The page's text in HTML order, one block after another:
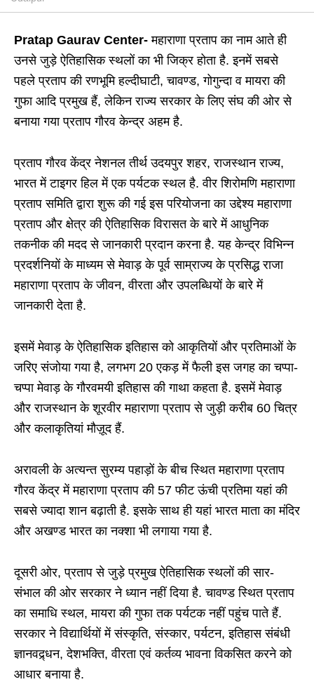
Pratap Gaurav Center- महाराणा प्रताप का नाम आते ही
उनसे जुड़े ऐतिहासिक स्थलों का भी जिक्र होता है. इनमें सबसे
पहले प्रताप की रणभूमि हल्दीघाटी, चावण्ड, गोगुन्दा व मायरा की
गुफा आदि प्रमुख हैं, लेकिन राज्य सरकार के लिए संघ की ओर से
बनाया गया प्रताप गौरव केन्द्र अहम है.
प्रताप गौरव केंद्र नेशनल तीर्थ उदयपुर शहर, राजस्थान राज्य,
भारत में टाइगर हिल में एक पर्यटक स्थल है. वीर शिरोमणि महाराणा
प्रताप समिति द्वारा शुरू की गई इस परियोजना का उद्देश्य महाराणा
प्रताप और क्षेत्र की ऐतिहासिक विरासत के बारे में आधुनिक
तकनीक की मदद से जानकारी प्रदान करना है. यह केन्द्र विभिन्न
प्रदर्शनियों के माध्यम से मेवाड़ के पूर्व साम्राज्य के प्रसिद्ध राजा
महाराणा प्रताप के जीवन, वीरता और उपलब्धियों के बारे में
जानकारी देता है.
इसमें मेवाड़ के ऐतिहासिक इतिहास को आकृतियों और प्रतिमाओं के
जरिए संजोया गया है, लगभग 20 एकड़ में फैली इस जगह का चप्पा-
चप्पा मेवाड़ के गौरवमयी इतिहास की गाथा कहता है. इसमें मेवाड़
और राजस्थान के शूरवीर महाराणा प्रताप से जुड़ी करीब 60 चित्र
और कलाकृतियां मौज़ूद हैं.
अरावली के अत्यन्त सुरम्य पहाड़ों के बीच स्थित महाराणा प्रताप
गौरव केंद्र में महाराणा प्रताप की 57 फीट ऊंची प्रतिमा यहां की
सबसे ज्यादा शान बढ़ाती है. इसके साथ ही यहां भारत माता का मंदिर
और अखण्ड भारत का नक्शा भी लगाया गया है.
दूसरी ओर, प्रताप से जुड़े प्रमुख ऐतिहासिक स्थलों की सार-
संभाल की ओर सरकार ने ध्यान नहीं दिया है. चावण्ड स्थित प्रताप
का समाधि स्थल, मायरा की गुफा तक पर्यटक नहीं पहुंच पाते हैं.
सरकार ने विद्यार्थियों में संस्कृति, संस्कार, पर्यटन, इतिहास संबंधी
ज्ञानवद्र्धन, देशभक्ति, वीरता एवं कर्तव्य भावना विकसित करने को
आधार बनाया है.